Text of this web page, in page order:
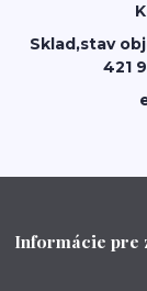
Sklad,stav
421
Informácie pre